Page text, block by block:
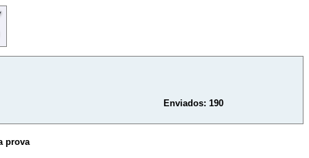
Enviados: 190
prova